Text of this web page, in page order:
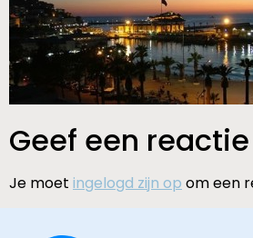
Geef een reactie
Je moet ingelogd zijn op om een